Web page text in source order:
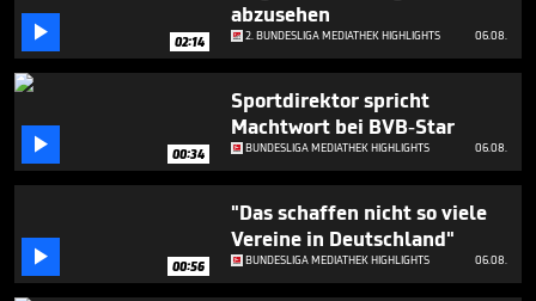
 02:14
abzusehen
2. BUNDESLIGA MEDIATHEK HIGHLIGHTS 06.08.
 00:34
Sportdirektor spricht
Machtwort bei BVB-Star
BUNDESLIGA MEDIATHEK HIGHLIGHTS 06.08.
 00:56
"Das schaffen nicht so viele
Vereine in Deutschland"
BUNDESLIGA MEDIATHEK HIGHLIGHTS 06.08.